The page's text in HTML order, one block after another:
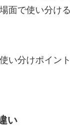
面で使い分け
い分けポイン
い